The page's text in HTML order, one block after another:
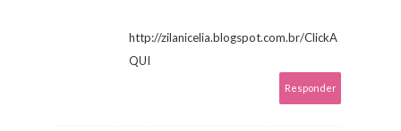
http://zilanicelia.blogspot.com.br/ClickA
QUI
Responder